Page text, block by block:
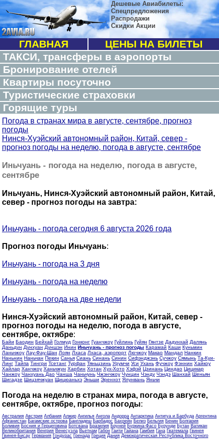
Дешевые Авиабилеты:
Спецпредложения
Распродажи
Скидки Акции
ГЛАВНАЯ
ЦЕНЫ НА БИЛЕТЫ
ТАКСИ, трансферы в аэропорты
Бронирование отелей
Квартиры посуточно
Туристические страховки
Горящие туры
Погода в странах мира в августе, сентябре, прогноз
погоды
Нинся-Хуэйский автономный район, Китай, север -
прогноз погоды на неделю, погода в августе, сентябре
Иньчуань - погода на неделю, погода в августе,
сентябре
Иньчуань, Нинся-Хуэйский автономный район, Китай,
север - прогноз погоды на завтра:
Иньчуань - погода сегодня 6 августа 2026 года
Прогноз погоды Иньчуань:
Иньчуань - погода на 3 дня
Иньчуань - погода на неделю
Иньчуань - погода на две недели
Нинся-Хуэйский автономный район, Китай, север -
прогноз погоды на неделю, погода в августе,
сентябре, октябре:
Байи Баодин Бейхай Голмуд Гонконг Гуанчжоу Гуйлинь Гуйян Гянтзе Дадунхай Далянь
Даньдун Дунхуан Дуншэн Инин Иньчуань - прогноз погоды Карамай Каши Куньмин
Ланьчжоу Лау-Фау-Шан Лоян Лхаса Лхаса, аэропорт Лючжоу Макао Мандал Нанкин
Наньнин Наньчан Пекин Санья Сиань Синань Синин Сифэнджэнь Сучжоу Сямынь Та-Куи-
Линг Тайпа Тингри Тсетанг Турфан Тяньцзинь Урумчи Уси Ухань Фучжоу Фэннин Хайкоу
Хайлар Ханчжоу Ханьчжун Харбин Хотан Хух-Хото Хэфэй Цзинань Циндао Цицикар
Чанжоу Чанхуань Дао Чанша Чаньчунь Чжэнчжоу Чунцин Чэнду Чэндэ Шанхай Шеньян
Шигадзе Шицзячжуан Щицюаньхэ Эньши Эренхот Ялунвань Яньчи
Погода на неделю в странах мира, погода в августе,
сентябре, октябре, прогноз погоды:
Австралия Австрия Албания Алжир Ангилья Ангола Андорра Антарктика Антигуа и Барбуда Аргентина
Афганистан Багамские острова Бангладеш Барбадос Бахрейн Белиз Бельгия Бенин Болгария
Боливия Босния и Герцеговина Ботсвана Бразилия Бруней Буркина-Фасо Бурунди Бутан Ватикан
Великобритания Венгрия Венесуэла Вьетнам Габон Гаити Гайана Гамбия Гана Гватемала Гвинея
Гвинея-Бисау Германия Гондурас Гренада Греция Дания Демократическая Республика Восточного